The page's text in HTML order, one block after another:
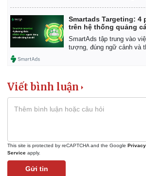
Vụ án
Tin nóng
Tư vấn luật
Vũ khí
Smartads Targeting:
trên hệ thống quảng
SmartAds tập trung vào
tượng, đúng ngữ cảnh và
Viết bình luận
This site is protected by reCAPTCHA and the Google
Service apply.
Gửi tin